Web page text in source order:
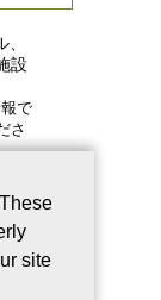
設
で
さ
site